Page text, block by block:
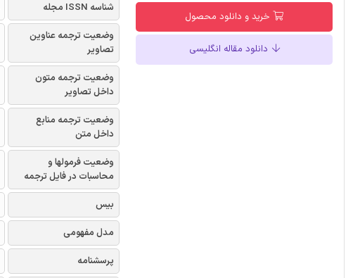
خرید و دانلود محصول
دانلود مقاله انگلیسی
شناسه ISSN مجله
وضعیت ترجمه عناوین
تصاویر
وضعیت ترجمه متون
داخل تصاویر
وضعیت ترجمه منابع
داخل متن
وضعیت فرمولها و
محاسبات در فایل ترجمه
بیس
مدل مفهومی
پرسشنامه